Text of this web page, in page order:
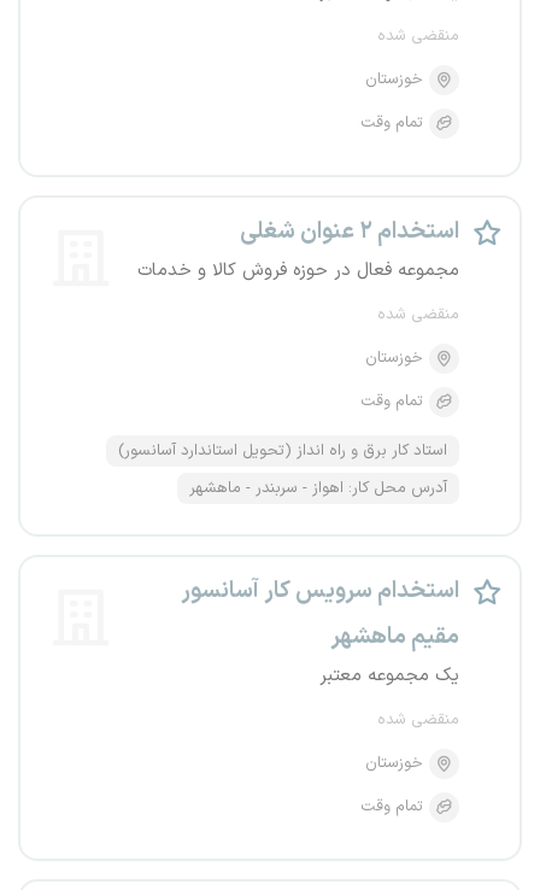
منقضی شده
خوزستان
تمام وقت
استخدام ۲ عنوان شغلی
مجموعه فعال در حوزه فروش کالا و خدمات
منقضی شده
خوزستان
تمام وقت
استاد کار برق و راه انداز (تحویل استاندارد آسانسور)
آدرس محل کار: اهواز - سربندر - ماهشهر
استخدام سرویس کار آسانسور
مقیم ماهشهر
یک مجموعه معتبر
منقضی شده
خوزستان
تمام وقت